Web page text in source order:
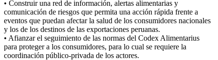
• Construir una red de información, alertas alimentarias y
comunicación de riesgos que permita una acción rápida frente a
eventos que puedan afectar la salud de los consumidores nacionales
y los de los destinos de las exportaciones peruanas.
• Afianzar el seguimiento de las normas del Codex Alimentarius
para proteger a los consumidores, para lo cual se requiere la
coordinación público-privada de los actores.